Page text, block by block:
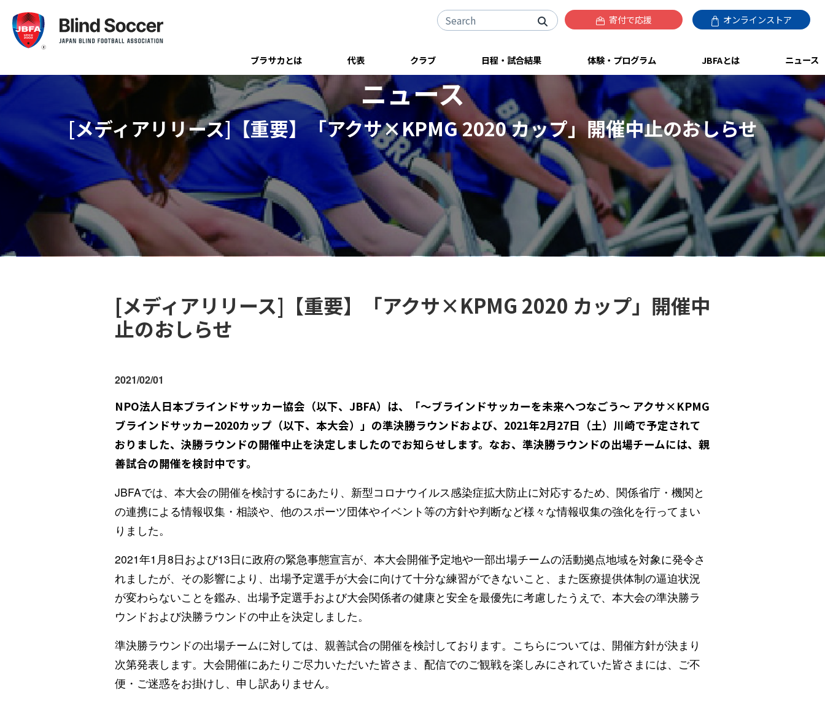
寄付で応援 オンラインストア
ブラサカとは 代表 クラブ 日程・試合結果 体験・プログラム JBFAとは ニュース
ニュース
[メディアリリース]【重要】「アクサ×KPMG 2020 カップ」開催中止のおしらせ
[メディアリリース]【重要】「アクサ×KPMG 2020 カップ」開催中
止のおしらせ
2021/02/01
NPO法人日本ブラインドサッカー協会（以下、JBFA）は、「〜ブラインドサッカーを未来へつなごう〜 アクサ×KPMG
ブラインドサッカー2020カップ（以下、本大会）」の準決勝ラウンドおよび、2021年2月27日（土）川崎で予定されて
おりました、決勝ラウンドの開催中止を決定しましたのでお知らせします。なお、準決勝ラウンドの出場チームには、親
善試合の開催を検討中です。
JBFAでは、本大会の開催を検討するにあたり、新型コロナウイルス感染症拡大防止に対応するため、関係省庁・機関と
の連携による情報収集・相談や、他のスポーツ団体やイベント等の方針や判断など様々な情報収集の強化を行ってまい
りました。
2021年1月8日および13日に政府の緊急事態宣言が、本大会開催予定地や一部出場チームの活動拠点地域を対象に発令さ
れましたが、その影響により、出場予定選手が大会に向けて十分な練習ができないこと、また医療提供体制の逼迫状況
が変わらないことを鑑み、出場予定選手および大会関係者の健康と安全を最優先に考慮したうえで、本大会の準決勝ラ
ウンドおよび決勝ラウンドの中止を決定しました。
準決勝ラウンドの出場チームに対しては、親善試合の開催を検討しております。こちらについては、開催方針が決まり
次第発表します。大会開催にあたりご尽力いただいた皆さま、配信でのご観戦を楽しみにされていた皆さまには、ご不
便・ご迷惑をお掛けし、申し訳ありません。